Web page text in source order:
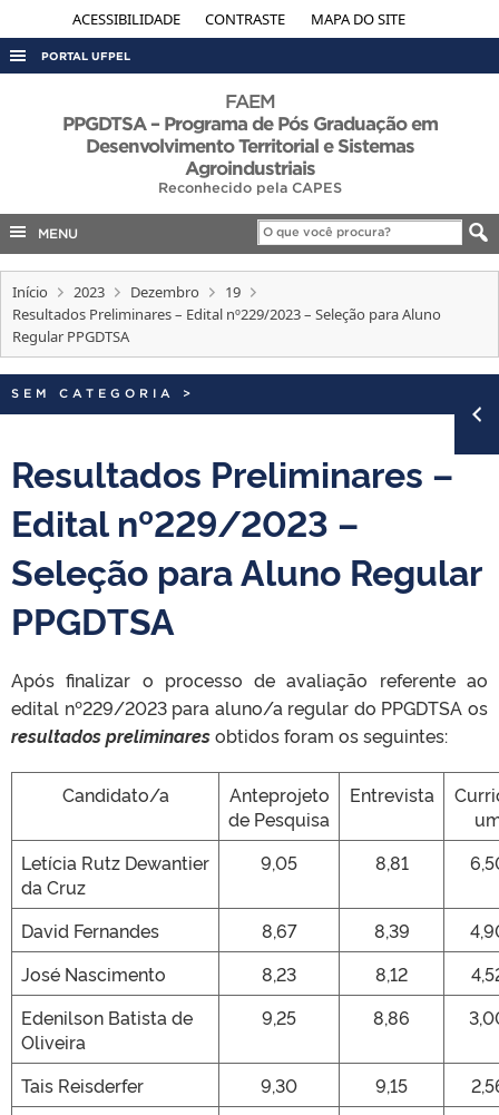
ACESSIBILIDADE CONTRASTE MAPA DO SITE
PORTAL UFPEL
AUDITORIA
OUVIDORIA
PORTARIAS
TELEFONES
FAEM
PPGDTSA – Programa de Pós Graduação em
Desenvolvimento Territorial e Sistemas
Agroindustriais
Reconhecido pela CAPES
MENU
Início 2023 Dezembro
19
Resultados Preliminares – Edital nº229/2023 – Seleção para Aluno
Regular PPGDTSA
SEM CATEGORIA >
Resultados Preliminares –
Edital nº229/2023 –
Seleção para Aluno Regular
PPGDTSA
Após finalizar o processo de avaliação referente ao
edital nº229/2023 para aluno/a regular do PPGDTSA os
resultados preliminaresobtidos foram os seguintes:
Candidato/a
Anteprojeto
de Pesquisa
Entrevista
Letícia Rutz Dewantier
da Cruz
9,05 8,81
David Fernandes 8,67 8,39
José Nascimento
8,23 8,12
Edenilson Batista de
Oliveira
9,25 8,86
Tais Reisderfer 9,30 9,15